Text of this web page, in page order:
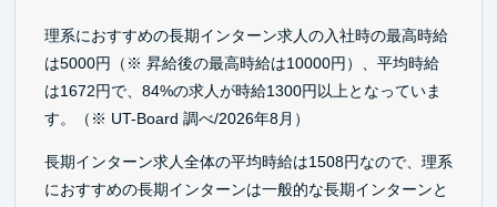
理系におすすめの長期インターン求人の入社時の最高時給
は5000円（※ 昇給後の最高時給は10000円）、平均時給
は1672円で、84%の求人が時給1300円以上となっていま
す。（※ UT-Board 調べ/2026年8月）
長期インターン求人全体の平均時給は1508円なので、理系
におすすめの長期インターンは一般的な長期インターンと